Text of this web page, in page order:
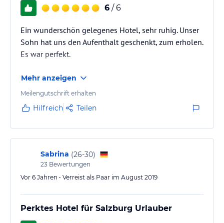
6 / 6
Ein wunderschön gelegenes Hotel, sehr ruhig. Unser
Sohn hat uns den Aufenthalt geschenkt, zum erholen.
Es war perfekt.
Mehr anzeigen
Meilengutschrift erhalten
Hilfreich Teilen
Sabrina (26-30)
23 Bewertungen
Vor 6 Jahren • Verreist als Paar im August 2019
Perktes Hotel für Salzburg Urlauber